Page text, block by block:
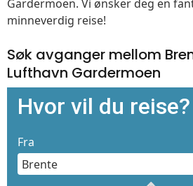
Gardermoen. Vi ønsker deg en
minneverdig reise!
Søk avganger mellom
Lufthavn Gardermoen
Hvor vil du reise?
Fra